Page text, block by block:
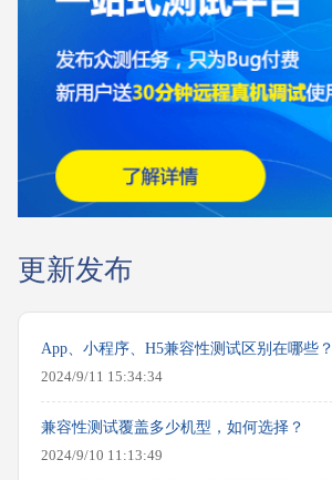
更新发布
App、小程序、H5兼容性测试区别在哪些？
2024/9/11 15:34:34
兼容性测试覆盖多少机型，如何选择？
2024/9/10 11:13:49